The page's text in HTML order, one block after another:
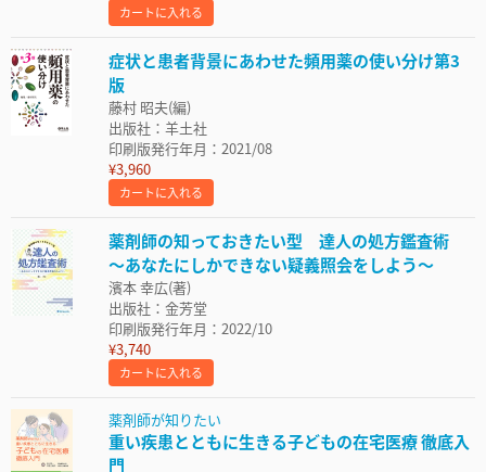
カートに入れる
症状と患者背景にあわせた頻用薬の使い分け第3
版
藤村 昭夫(編)
出版社：羊土社
印刷版発行年月：2021/08
¥3,960
カートに入れる
薬剤師の知っておきたい型 達人の処方鑑査術
～あなたにしかできない疑義照会をしよう～
濱本 幸広(著)
出版社：金芳堂
印刷版発行年月：2022/10
¥3,740
カートに入れる
薬剤師が知りたい
重い疾患とともに生きる子どもの在宅医療 徹底入
門